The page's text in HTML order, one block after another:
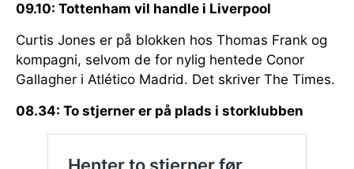
09.10: Tottenham vil handle i Liverpool
Curtis Jones er på blokken hos Thomas Frank og
kompagni, selvom de for nylig hentede Conor
Gallagher i Atlético Madrid. Det skriver The Times.
08.34: To stjerner er på plads i storklubben